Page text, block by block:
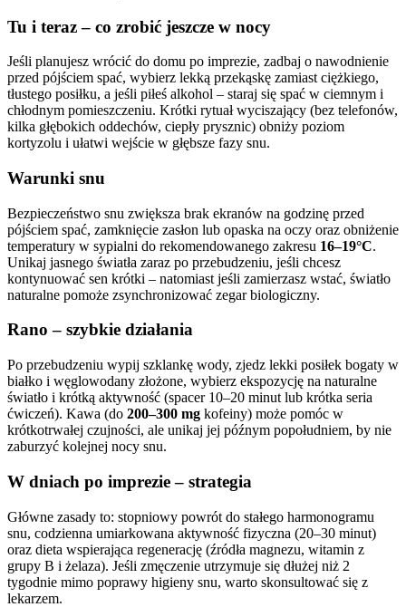
Tu i teraz – co zrobić jeszcze w nocy
Jeśli planujesz wrócić do domu po imprezie, zadbaj o nawodnienie
przed pójściem spać, wybierz lekką przekąskę zamiast ciężkiego,
tłustego posiłku, a jeśli piłeś alkohol – staraj się spać w ciemnym i
chłodnym pomieszczeniu. Krótki rytuał wyciszający (bez telefonów,
kilka głębokich oddechów, ciepły prysznic) obniży poziom
kortyzolu i ułatwi wejście w głębsze fazy snu.
Warunki snu
Bezpieczeństwo snu zwiększa brak ekranów na godzinę przed
pójściem spać, zamknięcie zasłon lub opaska na oczy oraz obniżenie
temperatury w sypialni do rekomendowanego zakresu 16–19°C.
Unikaj jasnego światła zaraz po przebudzeniu, jeśli chcesz
kontynuować sen krótki – natomiast jeśli zamierzasz wstać, światło
naturalne pomoże zsynchronizować zegar biologiczny.
Rano – szybkie działania
Po przebudzeniu wypij szklankę wody, zjedz lekki posiłek bogaty w
białko i węglowodany złożone, wybierz ekspozycję na naturalne
światło i krótką aktywność (spacer 10–20 minut lub krótka seria
ćwiczeń). Kawa (do 200–300 mg kofeiny) może pomóc w
krótkotrwałej czujności, ale unikaj jej późnym popołudniem, by nie
zaburzyć kolejnej nocy snu.
W dniach po imprezie – strategia
Główne zasady to: stopniowy powrót do stałego harmonogramu
snu, codzienna umiarkowana aktywność fizyczna (20–30 minut)
oraz dieta wspierająca regenerację (źródła magnezu, witamin z
grupy B i żelaza). Jeśli zmęczenie utrzymuje się dłużej niż 2
tygodnie mimo poprawy higieny snu, warto skonsultować się z
lekarzem.